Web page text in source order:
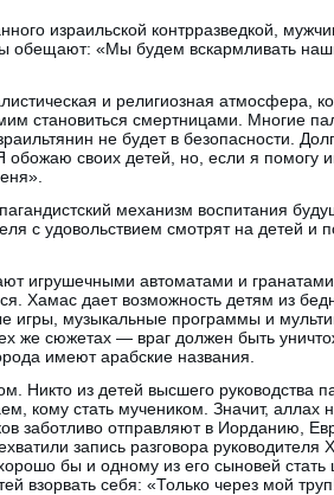
израильской контрразведкой,
обещают: «Мы будем вскармливать
и религиозная атмосфера,
становиться смертницами. Многие
не будет в безопасности.
своих детей, но, если я помогу
механизм воспитания
с удовольствием смотрят на детей и
игрушечными автоматами и
Хамас дает возможность детям из
игры, музыкальные программы и
же сюжетах — враг должен быть
имеют арабские названия.
Никто из детей высшего руководства
кому стать мучеником. Значит, аллах
заботливо отправляют в Иорданию,
запись разговора руководителя
бы и одному из его сыновей
взорвать себя: «Только через мой